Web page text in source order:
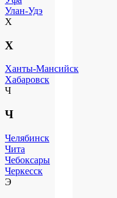
Улан-Удэ
Х
Х
Ханты-Мансийск
Хабаровск
Ч
Ч
Челябинск
Чита
Чебоксары
Черкесск
Э